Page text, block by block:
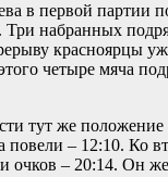
в первой партии
Три набранных
красноярцы
четыре мяча
тут же
повели – 12:10. Ко
очков – 20:14. Он